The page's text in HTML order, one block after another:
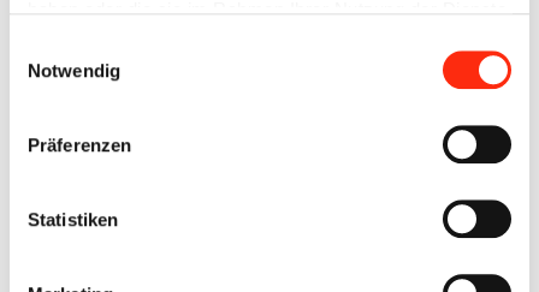
Notwendig
Präferenzen
Statistiken